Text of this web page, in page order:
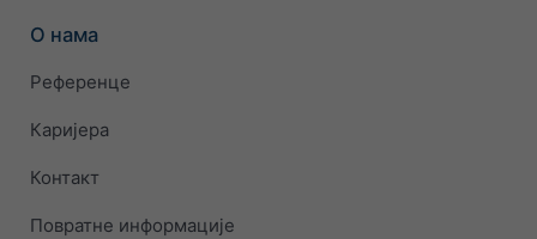
О нама
Референце
Каријера
Контакт
Повратне информације